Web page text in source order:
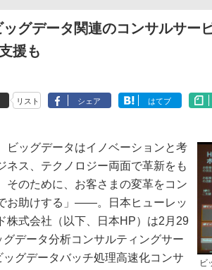
ッグデータ関連のコンサルサー
援も
リスト シェア はてブ
ビ
ッグデータはイノベーションと考
ネス、テクノロジー両面で革新をも
そのために、お客さまの変革をコン
お助けする」――。日本ヒューレッ
株式会社（以下、日本HP）は2月29
グデータ分析コンサルティングサー
ッグデータバッチ処理高速化コンサ